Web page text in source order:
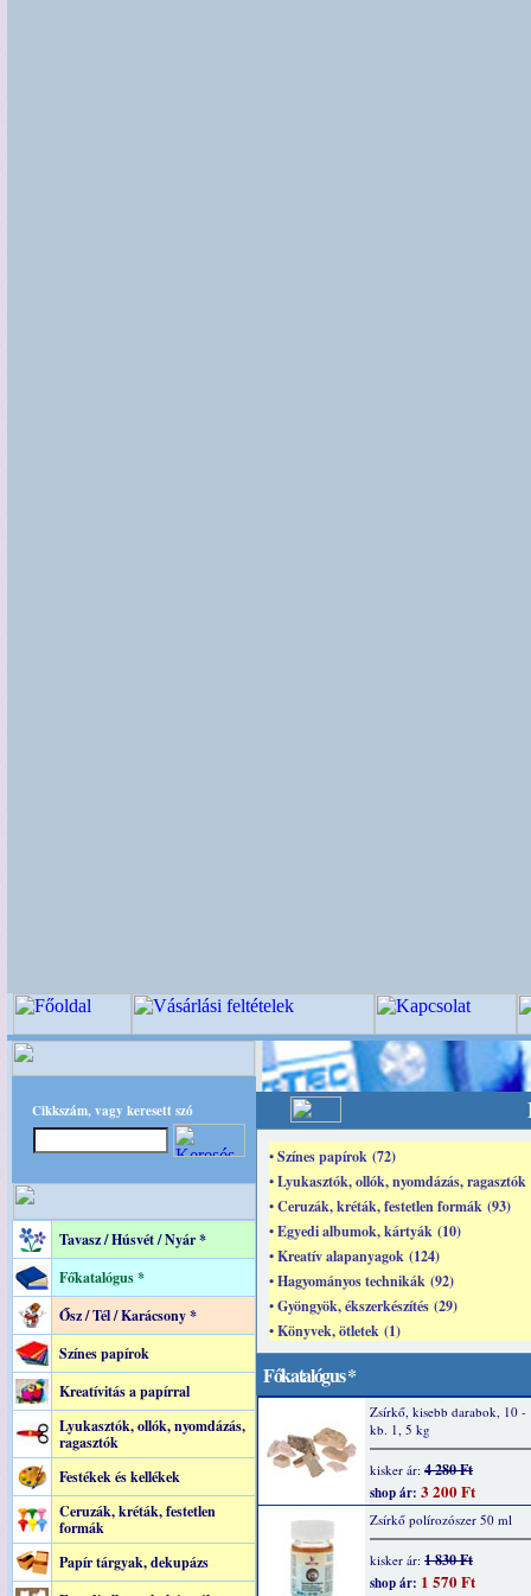
Cikkszám, vagy keresett szó
Tavasz / Húsvét / Nyár *
Főkatalógus *
Ősz / Tél / Karácsony *
Színes papírok
Kreatívitás a papírral
Lyukasztók, ollók, nyomdázás,
ragasztók
Festékek és kellékek
Ceruzák, kréták, festetlen
formák
Papír tárgyak, dekupázs
• Színes papírok (72)
• Lyukasztók, ollók, nyomdázás, ragasztók
• Ceruzák, kréták, festetlen formák (93)
• Egyedi albumok, kártyák (10)
• Kreatív alapanyagok (124)
• Hagyományos technikák (92)
• Gyöngyök, ékszerkészítés (29)
• Könyvek, ötletek (1)
Főkatalógus *
Zsírkő, kisebb darabok, 10 -
kb. 1, 5 kg
kisker ár: 4 280 Ft
shop ár: 3 200 Ft
Zsírkő polírozószer 50 ml
kisker ár: 1 830 Ft
shop ár: 1 570 Ft